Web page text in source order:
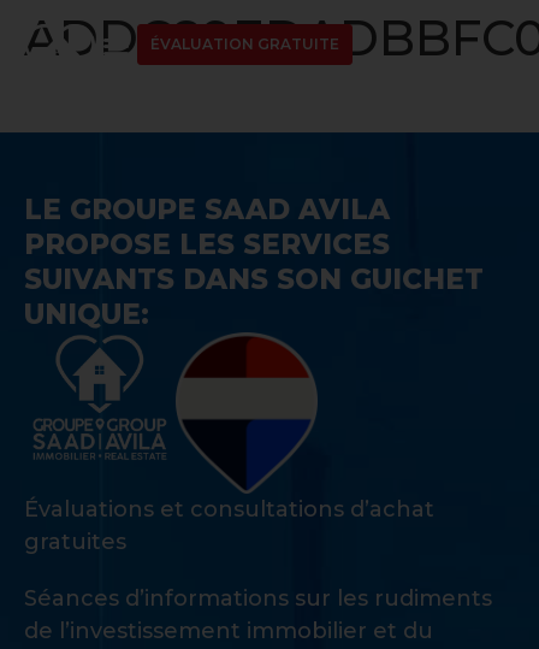
ÉVALUATION GRATUITE
LE GROUPE SAAD AVILA
PROPOSE LES SERVICES
SUIVANTS DANS SON GUICHET
UNIQUE:
Évaluations et consultations d’achat
gratuites
Séances d’informations sur les rudiments
de l’investissement immobilier et du